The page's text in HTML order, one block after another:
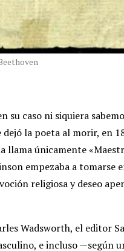
caso ni siquiera
la poeta al morir, en
únicamente
empezaba a tomarse
religiosa y deseo
Wadsworth, el editor
e incluso —según